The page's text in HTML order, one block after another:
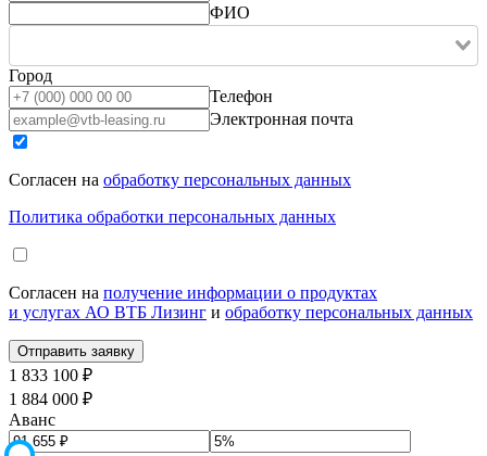
ФИО
Город
Телефон
Электронная почта
Согласен на обработку персональных данных
Политика обработки персональных данных
Согласен на получение информации о продуктах
и услугах АО ВТБ Лизинг и обработку персональных данных
1 833 100 ₽
1 884 000 ₽
Аванс